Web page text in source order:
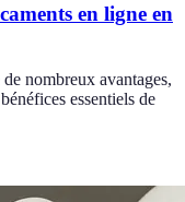
en ligne en
nombreux avantages,
essentiels de